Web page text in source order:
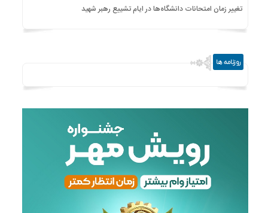
تغییر زمان امتحانات دانشگاه‌ها در ایام تشییع رهبر شهید
روزنامه ها